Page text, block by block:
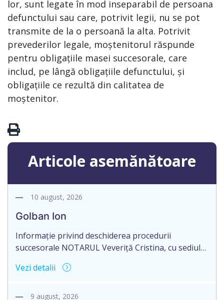
lor, sunt legate în mod inseparabil de persoana
defunctului sau care, potrivit legii, nu se pot
transmite de la o persoană la alta. Potrivit
prevederilor legale, moștenitorul răspunde
pentru obligațiile masei succesorale, care
includ, pe lângă obligațiile defunctului, și
obligațiile ce rezultă din calitatea de
moștenitor.
Articole asemănătoare
10 august, 2026
Golban Ion
Informație privind deschiderea procedurii
succesorale NOTARUL Veveriță Cristina, cu sediul
Naționale nr. 11, ap. 1, anunță despre deschiderea
Golban Ion, născut la 27.07.1957 , IDNP
Vezi detalii
9 august, 2026